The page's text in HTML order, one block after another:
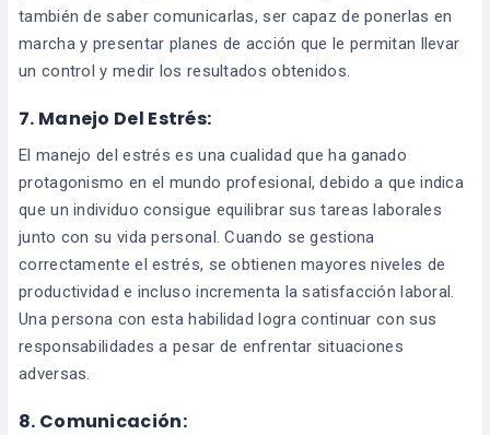
también de saber comunicarlas, ser capaz de ponerlas en
marcha y presentar planes de acción que le permitan llevar
un control y medir los resultados obtenidos.
7. Manejo Del Estrés:
El manejo del estrés es una cualidad que ha ganado
protagonismo en el mundo profesional, debido a que indica
que un individuo consigue equilibrar sus tareas laborales
junto con su vida personal. Cuando se gestiona
correctamente el estrés, se obtienen mayores niveles de
productividad e incluso incrementa la satisfacción laboral.
Una persona con esta habilidad logra continuar con sus
responsabilidades a pesar de enfrentar situaciones
adversas.
8. Comunicación: